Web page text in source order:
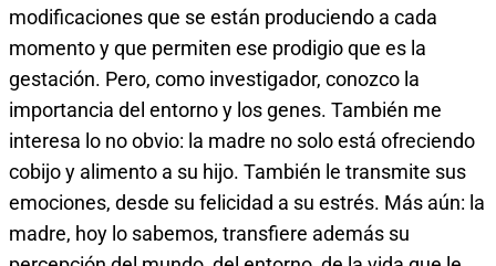
modificaciones que se están produciendo a cada
momento y que permiten ese prodigio que es la
gestación. Pero, como investigador, conozco la
importancia del entorno y los genes. También me
interesa lo no obvio: la madre no solo está ofreciendo
cobijo y alimento a su hijo. También le transmite sus
emociones, desde su felicidad a su estrés. Más aún: la
madre, hoy lo sabemos, transfiere además su